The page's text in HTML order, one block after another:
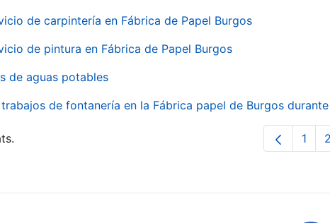
de carpintería en Fábrica de Papel Burgos
de pintura en Fábrica de Papel Burgos
de aguas potables
de fontanería en la Fábrica papel de Burgos
1 2